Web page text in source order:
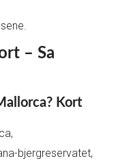
– Sa
Kort
bjergreservatet,